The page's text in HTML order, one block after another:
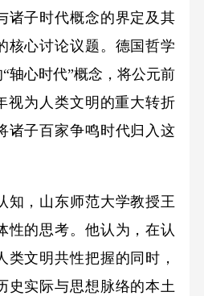
子时代概念的界定及其
核心讨论议题。德国哲学
轴心时代”概念，将公元前
视为人类文明的重大转折
诸子百家争鸣时代归入这
，山东师范大学教授王
性的思考。他认为，在认
类文明共性把握的同时，
史实际与思想脉络的本土